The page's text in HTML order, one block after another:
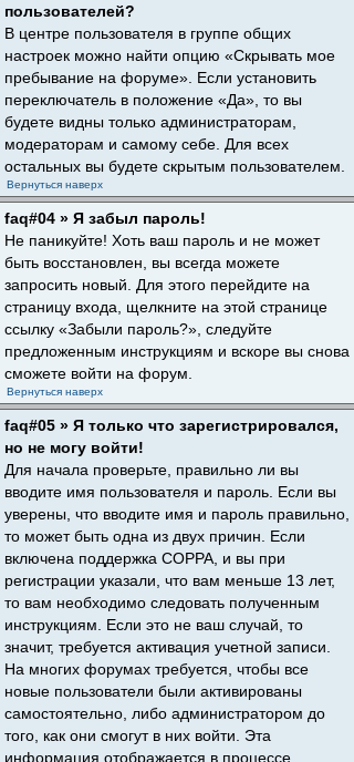
пользователей?
В центре пользователя в группе общих
настроек можно найти опцию «Скрывать мое
пребывание на форуме». Если установить
переключатель в положение «Да», то вы
будете видны только администраторам,
модераторам и самому себе. Для всех
остальных вы будете скрытым пользователем.
Вернуться наверх
faq#04 » Я забыл пароль!
Не паникуйте! Хоть ваш пароль и не может
быть восстановлен, вы всегда можете
запросить новый. Для этого перейдите на
страницу входа, щелкните на этой странице
ссылку «Забыли пароль?», следуйте
предложенным инструкциям и вскоре вы снова
сможете войти на форум.
Вернуться наверх
faq#05 » Я только что зарегистрировался,
но не могу войти!
Для начала проверьте, правильно ли вы
вводите имя пользователя и пароль. Если вы
уверены, что вводите имя и пароль правильно,
то может быть одна из двух причин. Если
включена поддержка COPPA, и вы при
регистрации указали, что вам меньше 13 лет,
то вам необходимо следовать полученным
инструкциям. Если это не ваш случай, то
значит, требуется активация учетной записи.
На многих форумах требуется, чтобы все
новые пользователи были активированы
самостоятельно, либо администратором до
того, как они смогут в них войти. Эта
информация отображается в процессе